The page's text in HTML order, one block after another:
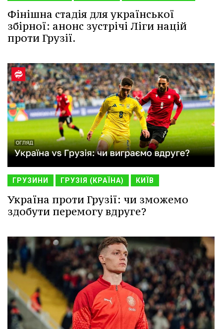
Фінішна стадія для української
збірної: анонс зустрічі Ліги націй
проти Грузії.
ГРУЗИНИ ГРУЗІЯ (КРАЇНА) КИЇВ
Україна проти Грузії: чи зможемо
здобути перемогу вдруге?